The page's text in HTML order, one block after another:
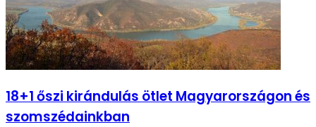
18+1 őszi kirándulás ötlet Magyarországon és
szomszédainkban